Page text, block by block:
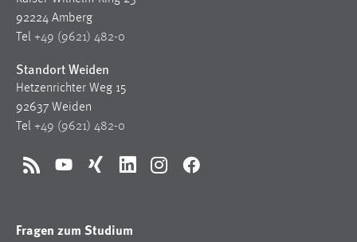
92224 Amberg
Tel +49 (9621) 482-0
Standort Weiden
Hetzenrichter Weg 15
92637 Weiden
Tel +49 (9621) 482-0
RSS YouTubeXing LinkedInInstagramFacebook
Fragen zum Studium